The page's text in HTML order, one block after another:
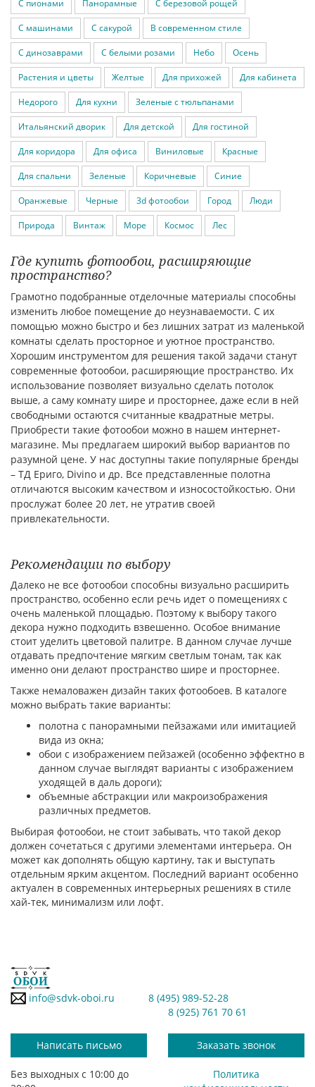
С пионами Панорамные С березовой рощей
С машинами С сакурой В современном стиле
С динозаврами С белыми розами Небо Осень
Растения и цветы Желтые Для прихожей Для кабинета
Недорого Для кухни Зеленые с тюльпанами
Итальянский дворик Для детской Для гостиной
Для коридора Для офиса Виниловые Красные
Для спальни Зеленые Коричневые Синие
Оранжевые Черные 3d фотообои Город Люди
Природа Винтаж Море Космос Лес
Где купить фотообои, расширяющие
пространство?
Грамотно подобранные отделочные материалы способны
изменить любое помещение до неузнаваемости. С их
помощью можно быстро и без лишних затрат из маленькой
комнаты сделать просторное и уютное пространство.
Хорошим инструментом для решения такой задачи станут
современные фотообои, расширяющие пространство. Их
использование позволяет визуально сделать потолок
выше, а саму комнату шире и просторнее, даже если в ней
свободными остаются считанные квадратные метры.
Приобрести такие фотообои можно в нашем интернет-
магазине. Мы предлагаем широкий выбор вариантов по
разумной цене. У нас доступны такие популярные бренды
– ТД Ериго, Divino и др. Все представленные полотна
отличаются высоким качеством и износостойкостью. Они
прослужат более 20 лет, не утратив своей
привлекательности.
Рекомендации по выбору
Далеко не все фотообои способны визуально расширить
пространство, особенно если речь идет о помещениях с
очень маленькой площадью. Поэтому к выбору такого
декора нужно подходить взвешенно. Особое внимание
стоит уделить цветовой палитре. В данном случае лучше
отдавать предпочтение мягким светлым тонам, так как
именно они делают пространство шире и просторнее.
Также немаловажен дизайн таких фотообоев. В каталоге
можно выбрать такие варианты:
полотна с панорамными пейзажами или имитацией
вида из окна;
обои с изображением пейзажей (особенно эффектно в
данном случае выглядят варианты с изображением
уходящей в даль дороги);
объемные абстракции или макроизображения
различных предметов.
Выбирая фотообои, не стоит забывать, что такой декор
должен сочетаться с другими элементами интерьера. Он
может как дополнять общую картину, так и выступать
отдельным ярким акцентом. Последний вариант особенно
актуален в современных интерьерных решениях в стиле
хай-тек, минимализм или лофт.
info@sdvk-oboi.ru
8 (495) 989-52-28
8 (925) 761 70 61
Написать письмо Заказать звонок
Без выходных с 10:00 до
Политика